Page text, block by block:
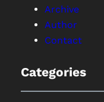
Archive
Author
Contact
Categories